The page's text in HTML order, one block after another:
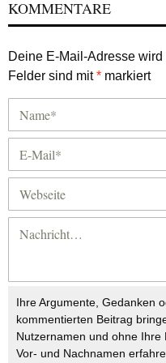
KOMMENTARE
Deine E-Mail-Adresse
Felder sind mit* markiert
Ihre Argumente, Gedanken
kommentierten Beitrag
Nutzernamen und ohne Ihre
Vor- und Nachnamen